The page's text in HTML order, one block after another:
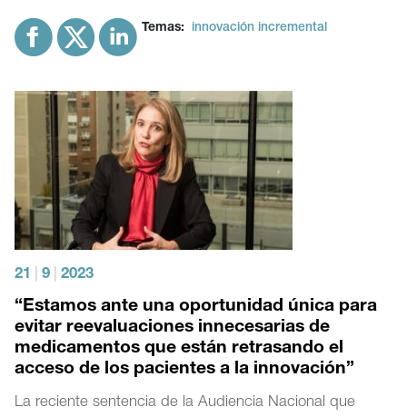
Temas: innovación incremental
21 9 2023
“Estamos ante una oportunidad única para
evitar reevaluaciones innecesarias de
medicamentos que están retrasando el
acceso de los pacientes a la innovación”
La reciente sentencia de la Audiencia Nacional que